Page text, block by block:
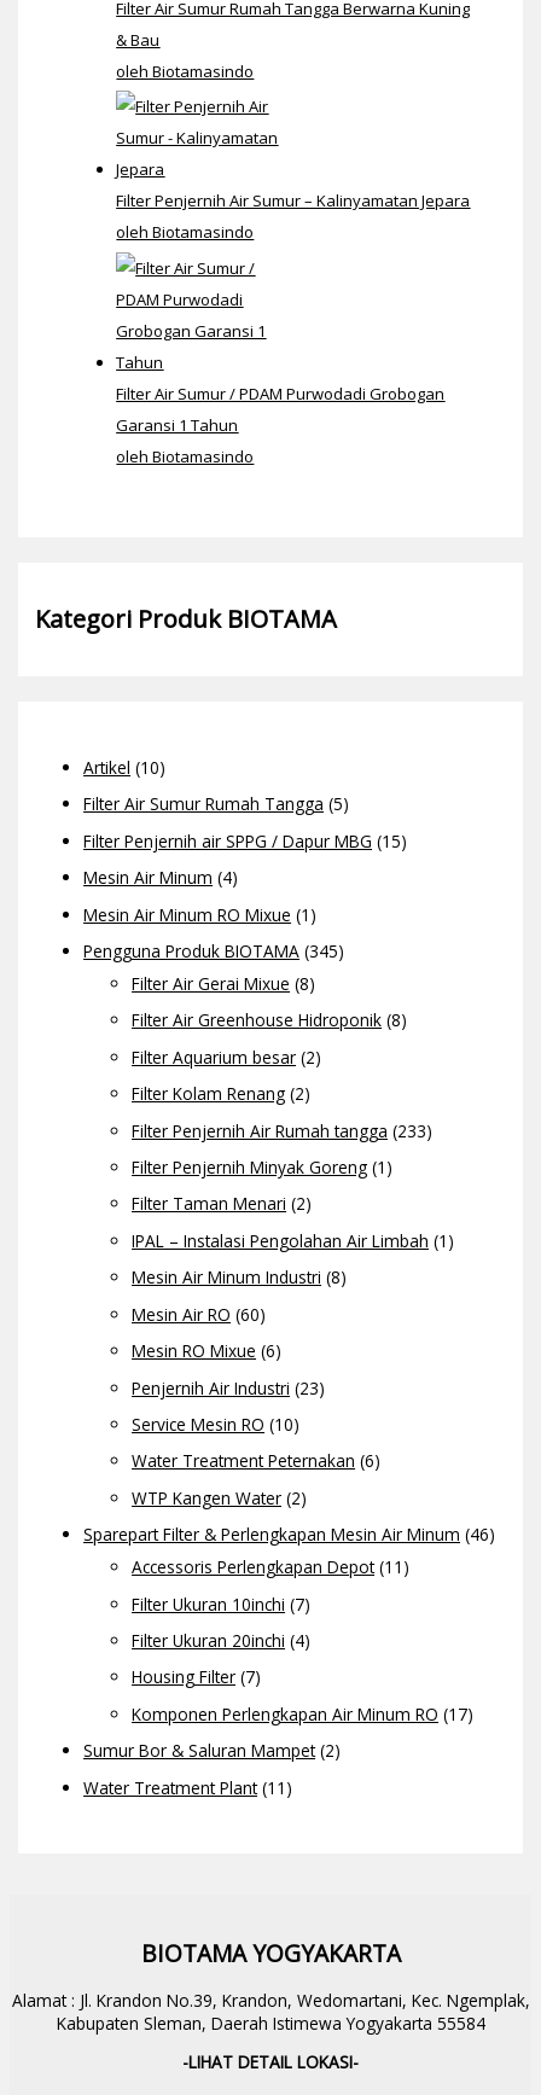
Filter Air Sumur Rumah Tangga Berwarna Kuning
& Bau
oleh Biotamasindo
Filter Penjernih Air Sumur – Kalinyamatan Jepara
oleh Biotamasindo
Filter Air Sumur / PDAM Purwodadi Grobogan
Garansi 1 Tahun
oleh Biotamasindo
Kategori Produk BIOTAMA
Artikel (10)
Filter Air Sumur Rumah Tangga (5)
Filter Penjernih air SPPG / Dapur MBG (15)
Mesin Air Minum (4)
Mesin Air Minum RO Mixue (1)
Pengguna Produk BIOTAMA (345)
Filter Air Gerai Mixue (8)
Filter Air Greenhouse Hidroponik (8)
Filter Aquarium besar (2)
Filter Kolam Renang (2)
Filter Penjernih Air Rumah tangga (233)
Filter Penjernih Minyak Goreng (1)
Filter Taman Menari (2)
IPAL – Instalasi Pengolahan Air Limbah (1)
Mesin Air Minum Industri (8)
Mesin Air RO (60)
Mesin RO Mixue (6)
Penjernih Air Industri (23)
Service Mesin RO (10)
Water Treatment Peternakan (6)
WTP Kangen Water (2)
Sparepart Filter & Perlengkapan Mesin Air Minum (46)
Accessoris Perlengkapan Depot(11)
Filter Ukuran 10inchi (7)
Filter Ukuran 20inchi (4)
Housing Filter (7)
Komponen Perlengkapan Air Minum RO (17)
Sumur Bor & Saluran Mampet(2)
Water Treatment Plant(11)
BIOTAMA YOGYAKARTA
Alamat : Jl. Krandon No.39, Krandon, Wedomartani, Kec. Ngemplak,
Kabupaten Sleman, Daerah Istimewa Yogyakarta 55584
-LIHAT DETAIL LOKASI-